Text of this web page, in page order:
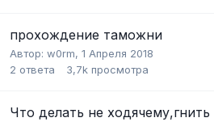
прохождение таможни
Автор: w0rm, 1 Апреля 2018
2 ответа 3,7k просмотра
Что делать не